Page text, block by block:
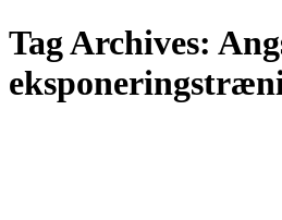
Tag Archives: